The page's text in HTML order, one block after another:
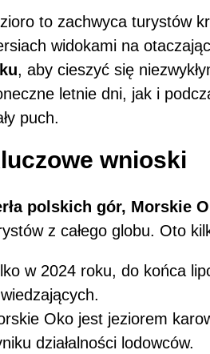
to zachwyca turystów
widokami na
, aby cieszyć się
letnie dni, jak i
puch.
wnioski
polskich gór, Morskie
z całego globu. Oto
w 2024 roku, do końca
Oko jest jeziorem
działalności lodowców.